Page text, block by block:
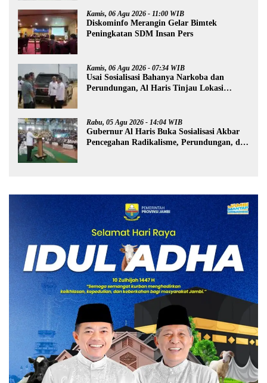
Kamis, 06 Agu 2026 - 11:00 WIB
Diskominfo Merangin Gelar Bimtek
Peningkatan SDM Insan Pers
Kamis, 06 Agu 2026 - 07:34 WIB
Usai Sosialisasi Bahanya Narkoba dan
Perundungan, Al Haris Tinjau Lokasi
Rabu, 05 Agu 2026 - 14:04 WIB
Gubernur Al Haris Buka Sosialisasi Akbar
Pencegahan Radikalisme, Perundungan, dan